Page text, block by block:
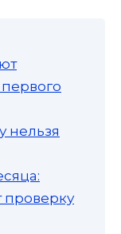
нельзя
проверку